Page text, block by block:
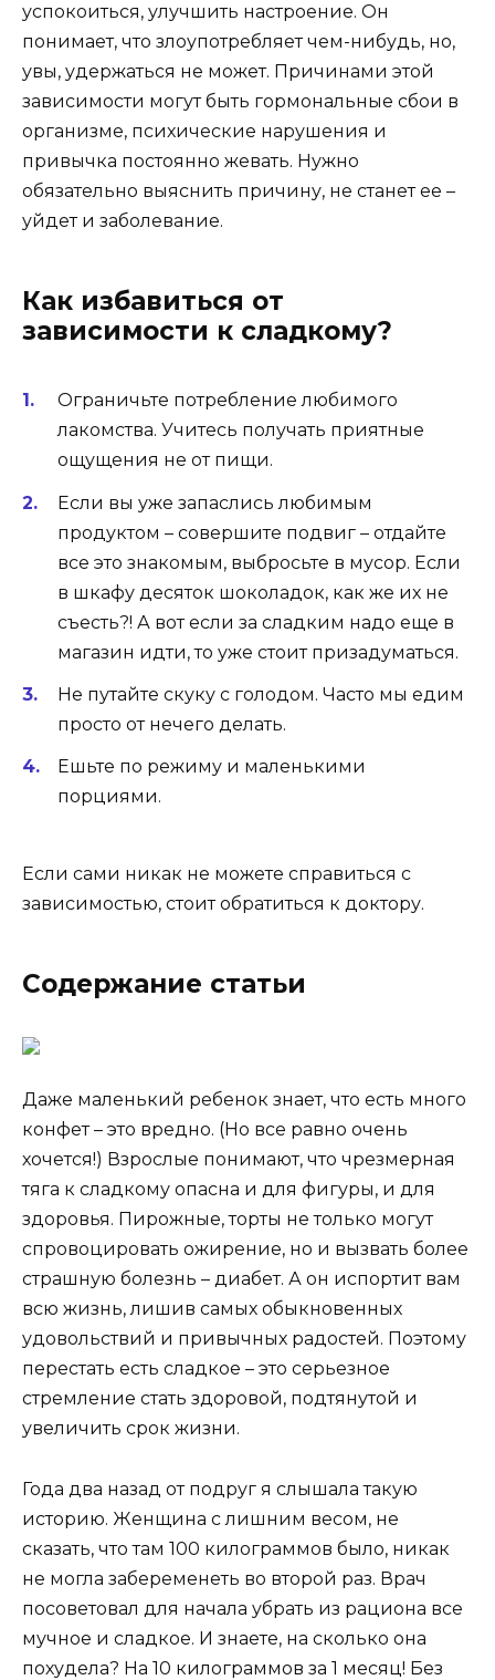
успокоиться, улучшить настроение. Он
понимает, что злоупотребляет чем-нибудь, но,
увы, удержаться не может. Причинами этой
зависимости могут быть гормональные сбои в
организме, психические нарушения и
привычка постоянно жевать. Нужно
обязательно выяснить причину, не станет ее –
уйдет и заболевание.
Как избавиться от
зависимости к сладкому?
Ограничьте потребление любимого
лакомства. Учитесь получать приятные
ощущения не от пищи.
Если вы уже запаслись любимым
продуктом – совершите подвиг – отдайте
все это знакомым, выбросьте в мусор. Если
в шкафу десяток шоколадок, как же их не
съесть?! А вот если за сладким надо еще в
магазин идти, то уже стоит призадуматься.
Не путайте скуку с голодом. Часто мы едим
просто от нечего делать.
Ешьте по режиму и маленькими
порциями.
Если сами никак не можете справиться с
зависимостью, стоит обратиться к доктору.
Содержание статьи
Даже маленький ребенок знает, что есть много
конфет – это вредно. (Но все равно очень
хочется!) Взрослые понимают, что чрезмерная
тяга к сладкому опасна и для фигуры, и для
здоровья. Пирожные, торты не только могут
спровоцировать ожирение, но и вызвать более
страшную болезнь – диабет. А он испортит вам
всю жизнь, лишив самых обыкновенных
удовольствий и привычных радостей. Поэтому
перестать есть сладкое – это серьезное
стремление стать здоровой, подтянутой и
увеличить срок жизни.
Года два назад от подруг я слышала такую
историю. Женщина с лишним весом, не
сказать, что там 100 килограммов было, никак
не могла забеременеть во второй раз. Врач
посоветовал для начала убрать из рациона все
мучное и сладкое. И знаете, на сколько она
похудела? На 10 килограммов за 1 месяц! Без